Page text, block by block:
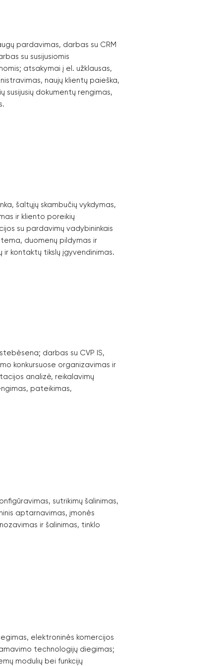
pardavimas, darbas su CRM
su susijusiomis
atsakymai į el. užklausas,
naujų klientų paieška,
susijusių dokumentų rengimas,
šaltųjų skambučių vykdymas,
ir kliento poreikių
su pardavimų vadybininkais
duomenų pildymas ir
kontaktų tikslų įgyvendinimas.
darbas su CVP IS,
konkursuose organizavimas ir
analizė, reikalavimų
pateikimas,
sutrikimų šalinimas,
aptarnavimas, įmonės
ir šalinimas, tinklo
elektroninės komercijos
technologijų diegimas;
modulių bei funkcijų